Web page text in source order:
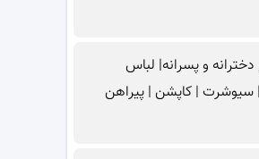
دخترانه و پسرانه| لباس
سیوشرت | کاپشن | پیراهن